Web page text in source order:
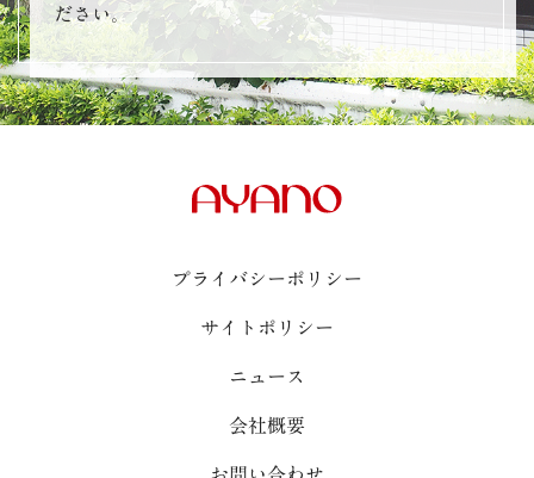
ださい。
プライバシーポリシー
サイトポリシー
ニュース
会社概要
お問い合わせ